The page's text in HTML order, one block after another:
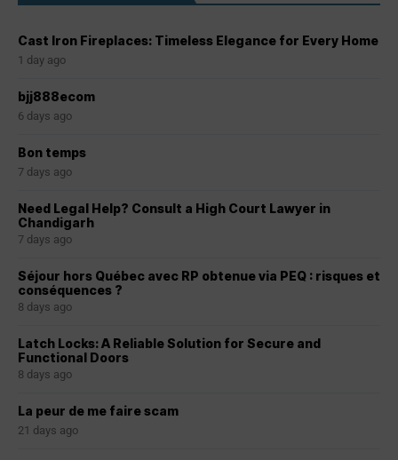
Cast Iron Fireplaces: Timeless Elegance for Every Home
1 day ago
bjj888ecom
6 days ago
Bon temps
7 days ago
Need Legal Help? Consult a High Court Lawyer in
Chandigarh
7 days ago
Séjour hors Québec avec RP obtenue via PEQ : risques et
conséquences ?
8 days ago
Latch Locks: A Reliable Solution for Secure and
Functional Doors
8 days ago
La peur de me faire scam
21 days ago